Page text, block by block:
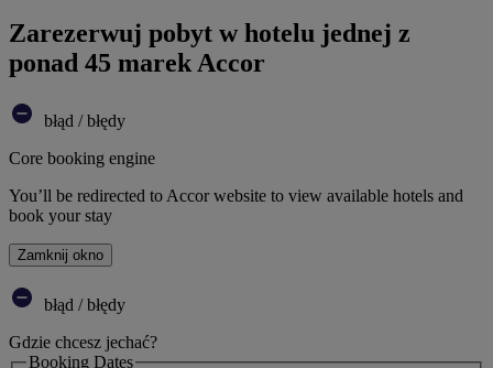
Zarezerwuj pobyt w hotelu jednej z
ponad 45 marek Accor
błąd / błędy
Core booking engine
You’ll be redirected to Accor website to view available hotels and
book your stay
Zamknij okno
błąd / błędy
Gdzie chcesz jechać?
Booking Dates